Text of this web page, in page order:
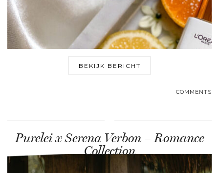
BEKIJK BERICHT
COMMENTS
Purelei x Serena Verbon – Romance
Collection